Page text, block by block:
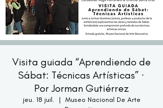
Visita guiada “Aprendiendo de
Sábat: Técnicas Artísticas” ·
Por Jorman Gutiérrez
jeu. 18 juil.
  |
Museo Nacional De Arte